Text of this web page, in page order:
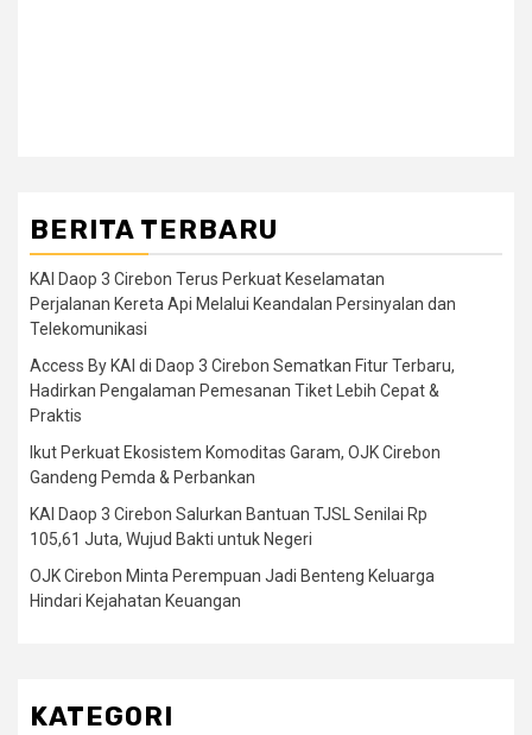
BERITA TERBARU
KAI Daop 3 Cirebon Terus Perkuat Keselamatan
Perjalanan Kereta Api Melalui Keandalan Persinyalan dan
Telekomunikasi
Access By KAI di Daop 3 Cirebon Sematkan Fitur Terbaru,
Hadirkan Pengalaman Pemesanan Tiket Lebih Cepat &
Praktis
Ikut Perkuat Ekosistem Komoditas Garam, OJK Cirebon
Gandeng Pemda & Perbankan
KAI Daop 3 Cirebon Salurkan Bantuan TJSL Senilai Rp
105,61 Juta, Wujud Bakti untuk Negeri
OJK Cirebon Minta Perempuan Jadi Benteng Keluarga
Hindari Kejahatan Keuangan
KATEGORI